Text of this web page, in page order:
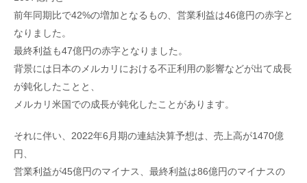
前年同期比で42%の増加となるもの、営業利益は46億円の赤字と
なりました。
最終利益も47億円の赤字となりました。
背景には日本のメルカリにおける不正利用の影響などが出て成長
が鈍化したことと、
メルカリ米国での成長が鈍化したことがあります。
それに伴い、2022年6月期の連結決算予想は、売上高が1470億
円、
営業利益が45億円のマイナス、最終利益は86億円のマイナスの